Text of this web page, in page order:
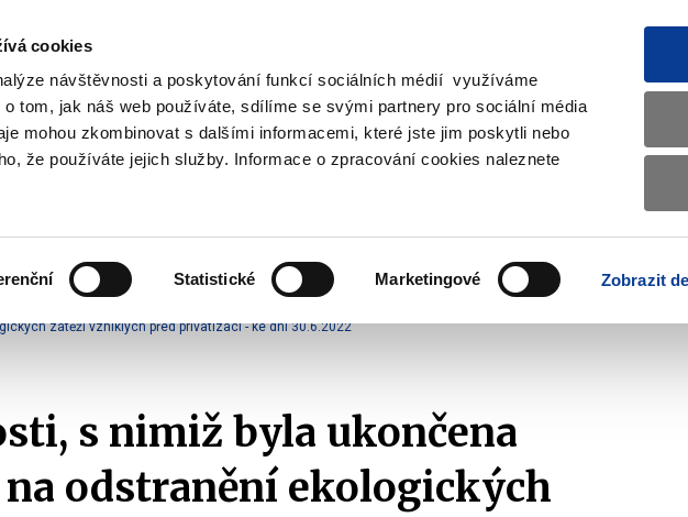
cookies
návštěvnosti a poskytování funkcí sociálních médií využíváme
tom, jak náš web používáte, sdílíme se svými partnery pro sociální média
mohou zkombinovat s dalšími informacemi, které jste jim poskytli nebo
že používáte jejich služby. Informace o zpracování cookies naleznete
Statistické Marketingové Zobrazit
Vyhledat
submenu
submenu
účetnictví
submenu
EU
Ekologické závazky státu
Společnosti s ekologickou smlouvou
zátěží vzniklých před privatizací - ke dni 30.6.2022
s nimiž byla ukončena
odstranění ekologických